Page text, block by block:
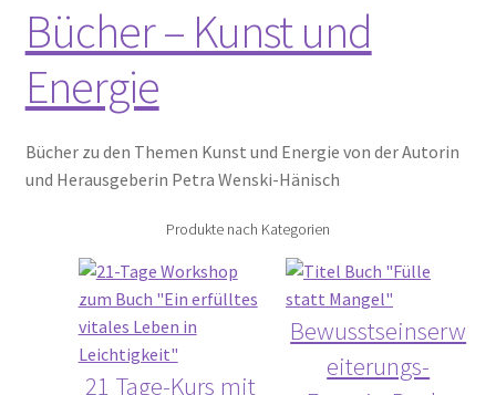
Bücher – Kunst und
Energie
Bücher zu den Themen Kunst und Energie von der Autorin
und Herausgeberin Petra Wenski-Hänisch
Produkte nach Kategorien
21 Tage-Kurs mit
Bewusstseinserw
eiterungs-